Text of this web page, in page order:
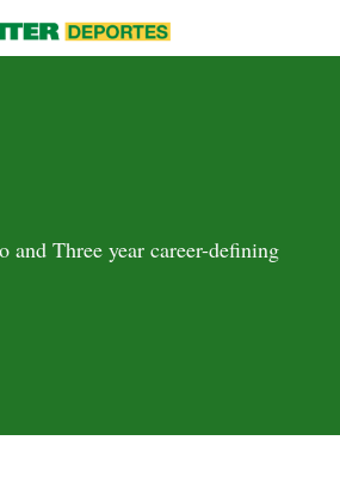
and Three year career-defining